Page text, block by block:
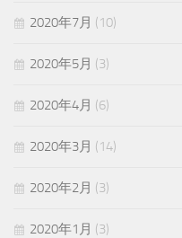
2020年7月 (10)
2020年5月 (3)
2020年4月 (6)
2020年3月 (14)
2020年2月 (3)
2020年1月 (3)